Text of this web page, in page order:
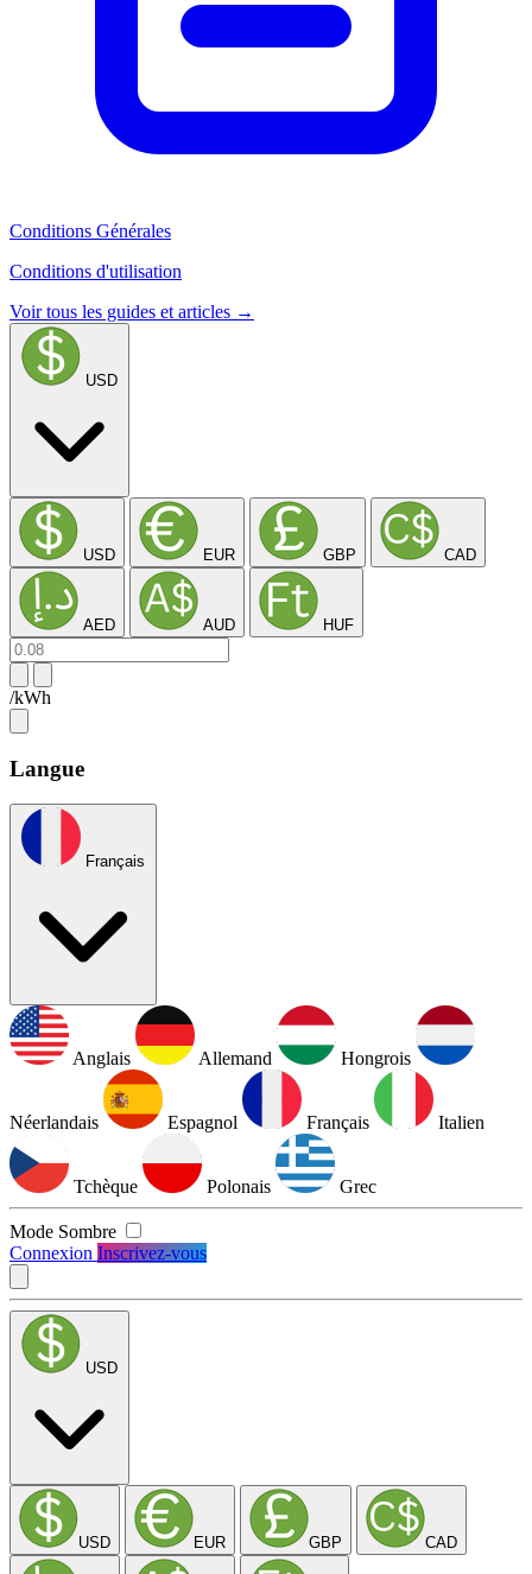
Conditions Générales
Conditions d'utilisation
Voir tous les guides et articles →
USD
USD EUR GBP CAD
AED AUD HUF
/kWh
Langue
Français
Anglais Allemand Hongrois
Néerlandais Espagnol Français Italien
Tchèque Polonais Grec
Mode Sombre
Connexion Inscrivez-vous
USD
USD EUR GBP CAD